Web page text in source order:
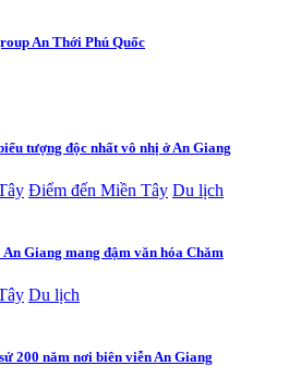
An Thới Phú Quốc
tượng độc nhất vô nhị ở An Giang
Điểm đến Miền Tây Du lịch
Giang mang đậm văn hóa Chăm
Du lịch
200 năm nơi biên viễn An Giang